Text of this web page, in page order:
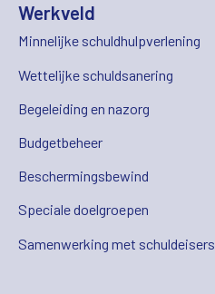
Werkveld
Minnelijke schuldhulpverlening
Wettelijke schuldsanering
Begeleiding en nazorg
Budgetbeheer
Beschermingsbewind
Speciale doelgroepen
Samenwerking met schuldeisers